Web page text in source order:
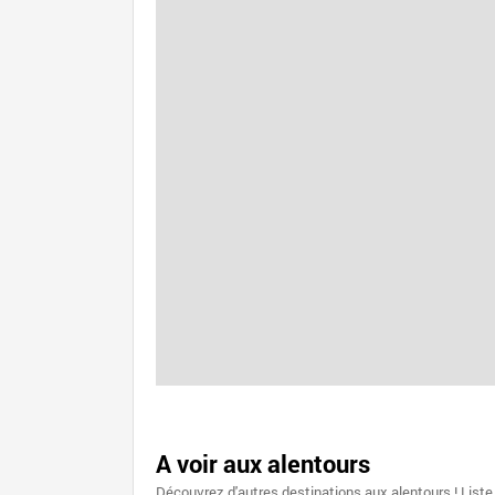
A voir aux alentours